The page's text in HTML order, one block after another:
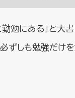
にある」と大書
ずしも勉強だけ